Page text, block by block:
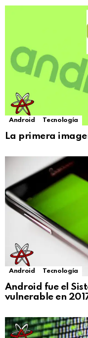
Android Tecnología
La primera
Android Tecnología
Android fue el
vulnerable en